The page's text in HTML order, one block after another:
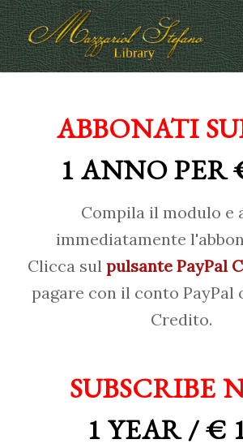
ABBONATI
1 ANNO PER
Compila il modulo e
immediatamente
Clicca sul pulsante PayPal
pagare con il conto PayPal
Credito.
SUBSCRIBE
1 YEAR / €